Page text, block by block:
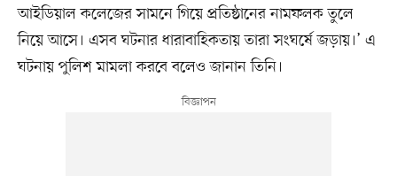
আইডিয়াল কলেজের সামনে গিয়ে প্রতিষ্ঠানের নামফলক তুলে
নিয়ে আসে। এসব ঘটনার ধারাবাহিকতায় তারা সংঘর্ষে জড়ায়।’ এ
ঘটনায় পুলিশ মামলা করবে বলেও জানান তিনি।